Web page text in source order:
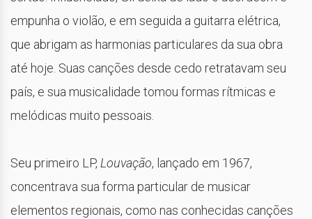
empunha o violão, e em seguida a guitarra elétrica,
que abrigam as harmonias particulares da sua obra
até hoje. Suas canções desde cedo retratavam seu
país, e sua musicalidade tomou formas rítmicas e
melódicas muito pessoais.
Seu primeiro LP, Louvação, lançado em 1967,
concentrava sua forma particular de musicar
elementos regionais, como nas conhecidas canções